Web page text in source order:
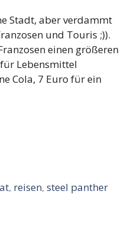
Stadt, aber verdammt
und Touris ;)).
einen größeren
Lebensmittel
Cola, 7 Euro für ein
, reisen,steel panther